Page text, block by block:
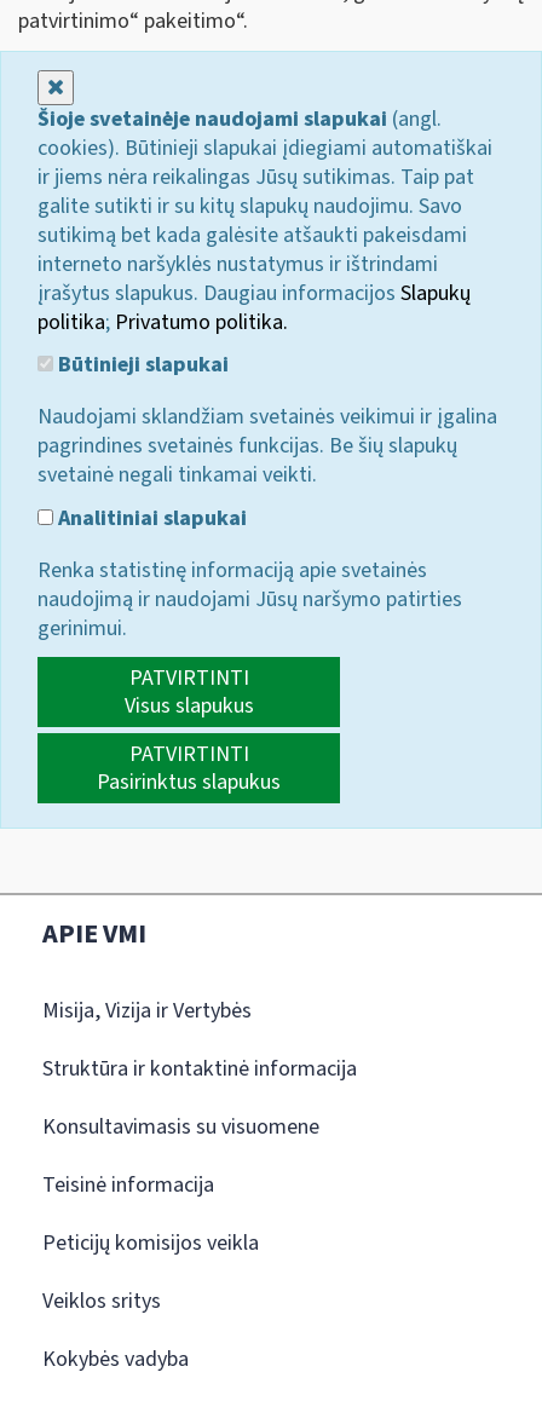
patvirtinimo“ pakeitimo“.
Šioje svetainėje naudojami slapukai (angl.
cookies). Būtinieji slapukai įdiegiami automatiškai
ir jiems nėra reikalingas Jūsų sutikimas. Taip pat
galite sutikti ir su kitų slapukų naudojimu. Savo
sutikimą bet kada galėsite atšaukti pakeisdami
interneto naršyklės nustatymus ir ištrindami
įrašytus slapukus. Daugiau informacijos Slapukų
politika; Privatumo politika.
Būtinieji slapukai
Naudojami sklandžiam svetainės veikimui ir įgalina
pagrindines svetainės funkcijas. Be šių slapukų
svetainė negali tinkamai veikti.
Analitiniai slapukai
Renka statistinę informaciją apie svetainės
naudojimą ir naudojami Jūsų naršymo patirties
gerinimui.
PATVIRTINTI
Visus slapukus
PATVIRTINTI
Pasirinktus slapukus
APIE VMI
Misija, Vizija ir Vertybės
Struktūra ir kontaktinė informacija
Konsultavimasis su visuomene
Teisinė informacija
Peticijų komisijos veikla
Veiklos sritys
Kokybės vadyba